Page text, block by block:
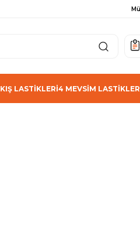
KIŞ LASTİKLERİ4 MEVSİM LASTİKLER